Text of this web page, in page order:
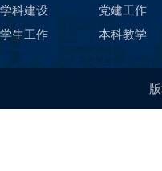
学科建设
党建工作
学生工作
本科教学